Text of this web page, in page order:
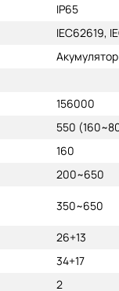
IP65
IEC62619,
Акумулятор
156000
550
160
200~650
350~650
26+13
34+17
2